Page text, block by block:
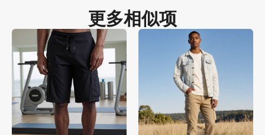
更多相似项